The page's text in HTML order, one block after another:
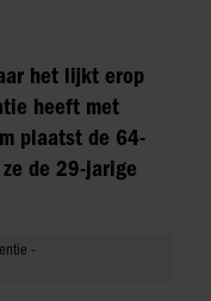
het lijkt erop
heeft met
plaatst de 64-
de 29-jarige